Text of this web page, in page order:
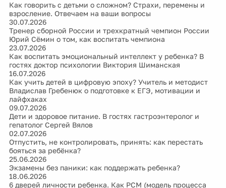
Как говорить с детьми о сложном? Страхи, перемены и
взросление. Отвечаем на ваши вопросы
30.07.2026
Тренер сборной России и трехкратный чемпион России
Юрий Сёмин о том, как воспитать чемпиона
23.07.2026
Как воспитать эмоциональный интеллект у ребенка? В
гостях доктор психологии Виктория Шиманская
16.07.2026
Как учить детей в цифровую эпоху? Учитель и методист
Владислав Гребенюк о подготовке к ЕГЭ, мотивации и
лайфхаках
09.07.2026
Дети и здоровое питание. В гостях гастроэнтеролог и
гепатолог Сергей Вялов
02.07.2026
Отпустить, не контролировать, принять: как перестать
бояться за ребёнка?
25.06.2026
Экзамены без паники: как поддержать ребенка?
18.06.2026
6 дверей личности ребенка. Как PCM (модель процесса